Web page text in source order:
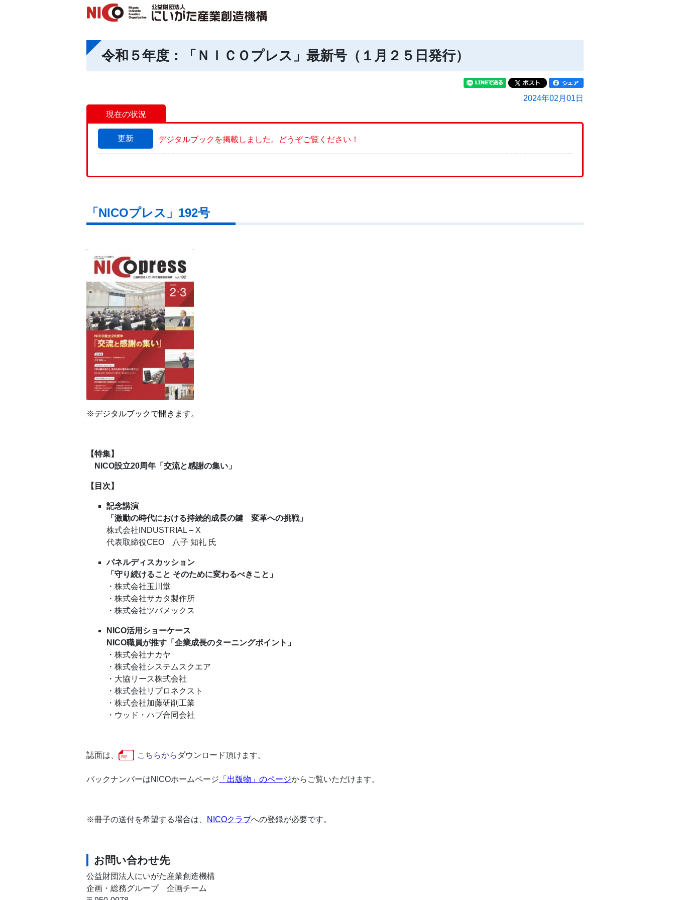
令和５年度：「ＮＩＣＯプレス」最新号（１月２５日発行）
2024年02月01日
現在の状況
更新 デジタルブックを掲載しました。どうぞご覧ください！
「NICOプレス」192号
※デジタルブックで開きます。
【特集】
NICO設立20周年「交流と感謝の集い」
【目次】
記念講演
「激動の時代における持続的成長の鍵 変革への挑戦」
株式会社INDUSTRIAL – X
代表取締役CEO 八子 知礼 氏
パネルディスカッション
「守り続けること そのために変わるべきこと」
・ 株式会社玉川堂
・株式会社サカタ製作所
・株式会社ツバメックス
NICO活用ショーケース
NICO職員が推す「企業成長のターニングポイント」
・株式会社ナカヤ
・株式会社システムスクエア
・大協リース株式会社
・株式会社リプロネクスト
・株式会社加藤研削工業
・ウッド・ハブ合同会社
誌面は、 こちらから ダウンロード頂けます。
バックナンバーはNICOホームページ 「出版物」のページからご覧いただけます。
※冊子の送付を希望する場合は、 NICOクラブへの登録が必要です。
お問い合わせ先
公益財団法人にいがた産業創造機構
企画・総務グループ 企画チーム